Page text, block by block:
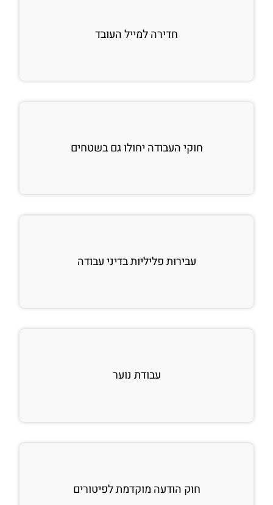
חדירה למייל העובד
חוקי העבודה יחולו גם בשטחים
עבירות פליליות בדיני עבודה
עבודת נוער
חוק הודעה מוקדמת לפיטורים